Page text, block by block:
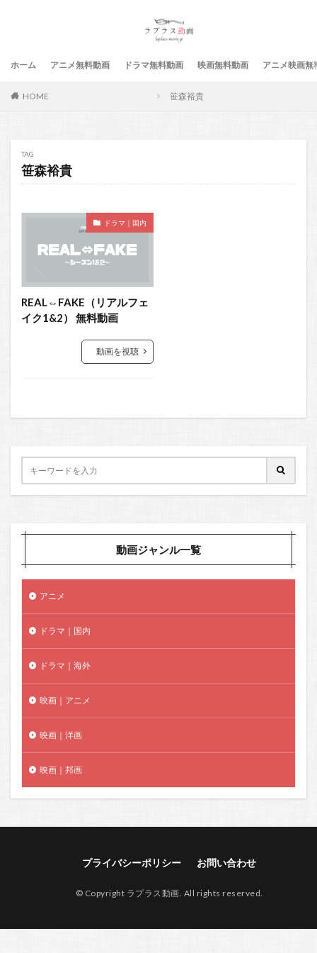
ホーム アニメ無料動画 ドラマ無料動画 映画無料動画 アニメ映画無
HOME 笹森裕貴
TAG
笹森裕貴
ドラマ｜国内
REAL⇔FAKE（リアルフェ
イク1&2） 無料動画
動画を視聴
動画ジャンル一覧
アニメ
ドラマ｜国内
ドラマ｜海外
映画｜アニメ
映画｜洋画
映画｜邦画
プライバシーポリシー お問い合わせ
© Copyright ラプラス動画. All rights reserved.